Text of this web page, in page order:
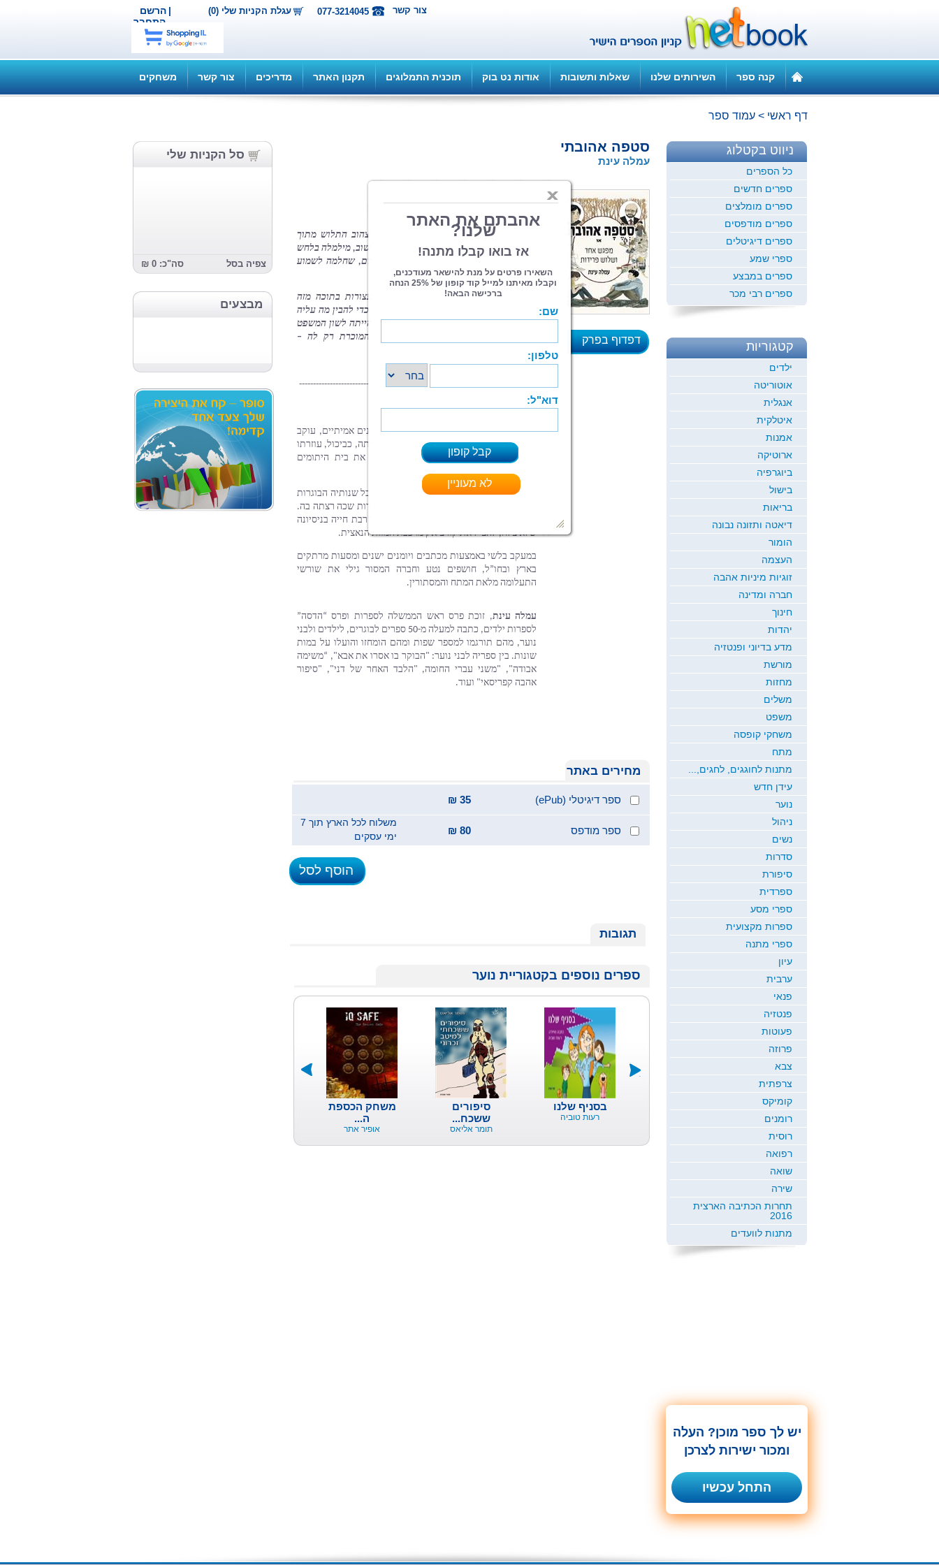
הרשם |
התחבר
עגלת הקניות שלי (0) 077-3214045 צור קשר
קנה ספר השירותים שלנו שאלות ותשובות אודות נט בוק תוכנית התמלוגים תקנון האתר מדריכים צור קשר משחקים
דף ראשי > עמוד ספר
סל הקניות שלי
צפיה בסל סה"כ: 0 ₪
מבצעים
סטפה אהובתי
עמלה עינת
דפדוף בפרק
במשך שנים.
"הנריק" והתאריך 2.6.1939."
-------------------------------------------------------------------------------------
---------------------------
"סטיפה אהובתי"
שלא צלח, להציל את קורצ’אק מרכבת המוות הנאצית.
התעלומה מלאת המתח והמסתורין.
עמלה עינת
אהבה קפריסאי" ועוד.
מחירים באתר
ספר דיגיטלי (ePub) 35 ₪
ספר מודפס 80 ₪
משלוח לכל הארץ תוך 7
ימי עסקים
הוסף לסל
תגובות
ספרים נוספים בקטגוריית נוער
משחק הכספת
ה...
אופיר אתר
סיפורים
ששכח...
תומר אליאס
בסניף שלנו
רעות טוביה
דביר שושן
הצמה רומן לנ...
אמיר חי
ניווט בקטלוג
כל הספרים
ספרים חדשים
ספרים מומלצים
ספרים מודפסים
ספרים דיגיטלים
ספרי שמע
ספרים במבצע
ספרים רבי מכר
קטגוריות
ילדים
אוטוריטה
אנגלית
איטלקית
אמנות
ארוטיקה
ביוגרפיה
בישול
בריאות
דיאטה ותזונה נבונה
הומור
העצמה
זוגיות מיניות אהבה
חברה ומדינה
חינוך
יהדות
מדע בדיוני ופנטזיה
מורשת
מחזות
משלים
משפט
משחקי קופסה
מתח
מתנות לחוגגים, לחגים,...
עידן חדש
נוער
ניהול
נשים
סדרות
סיפורת
ספרדית
ספרי מסע
ספרות מקצועית
ספרי מתנה
עיון
ערבית
פנאי
פנטזיה
פעוטות
פרוזה
צבא
צרפתית
קומיקס
רומנים
רוסית
רפואה
שואה
שירה
תחרות הכתיבה הארצית
2016
מתנות לוועדים
יש לך ספר מוכן? העלה
ומכור ישירות לצרכן
התחל עכשיו